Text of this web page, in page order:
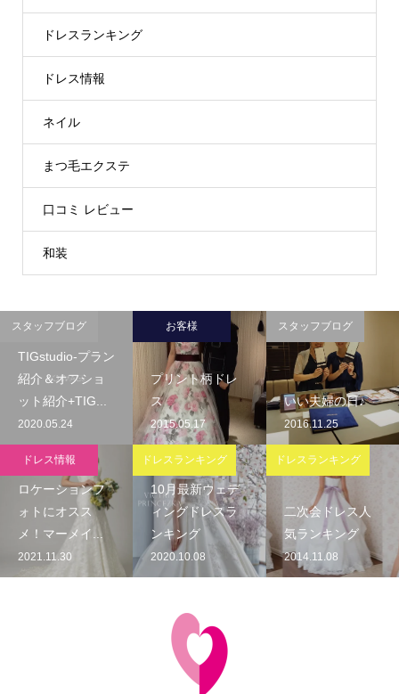
ドレスランキング
ドレス情報
ネイル
まつ毛エクステ
口コミ レビュー
和装
TIGstudio-プラン
紹介＆オフショ
ット紹介+TIG...
2020.05.24
スタッフブログ
プリント柄ドレ
ス
2015.05.17
お客様
いい夫婦の日♪
2016.11.25
スタッフブログ
ロケーションフ
ォトにオスス
メ！マーメイ...
2021.11.30
ドレス情報
10月最新ウェデ
ィングドレスラ
ンキング
2020.10.08
ドレスランキング
二次会ドレス人
気ランキング
2014.11.08
ドレスランキング